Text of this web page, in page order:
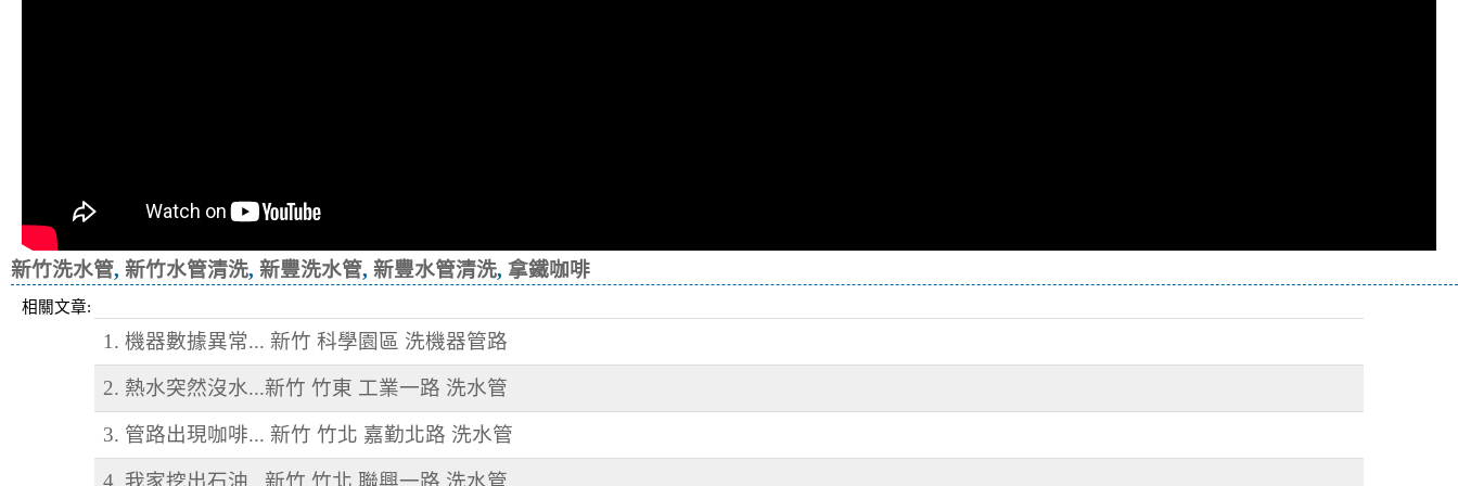
新竹洗水管, 新竹水管清洗, 新豐洗水管, 新豐水管清洗, 拿鐵咖啡
相關文章:
1. 機器數據異常... 新竹 科學園區 洗機器管路
2. 熱水突然沒水...新竹 竹東 工業一路 洗水管
3. 管路出現咖啡... 新竹 竹北 嘉勤北路 洗水管
4. 我家挖出石油.. 新竹 竹北 聯興一路 洗水管